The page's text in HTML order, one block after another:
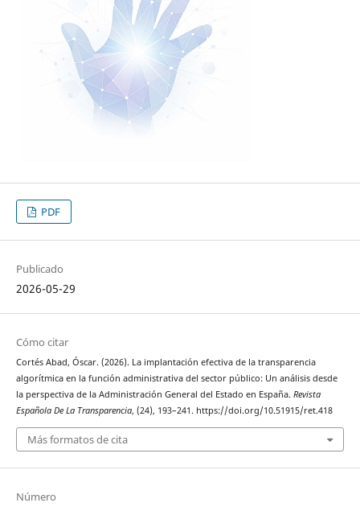
PDF
Publicado
2026-05-29
Cómo citar
Cortés Abad, Óscar. (2026). La implantación efectiva de la transparencia
algorítmica en la función administrativa del sector público: Un análisis desde
la perspectiva de la Administración General del Estado en España. Revista
Española De La Transparencia, (24), 193–241. https://doi.org/10.51915/ret.418
Más formatos de cita
Número